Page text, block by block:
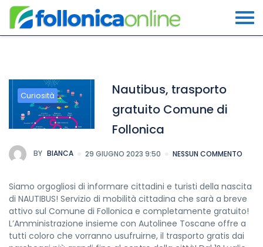
Curiosità
Nautibus, trasporto
gratuito Comune di
Follonica
BY BIANCA 29 GIUGNO 2023 9:50 NESSUN COMMENTO
Siamo orgogliosi di informare cittadini e turisti della nascita
di NAUTIBUS! Servizio di mobilità cittadina che sarà a breve
attivo sul Comune di Follonica e completamente gratuito!
L’Amministrazione insieme con Autolinee Toscane offre a
tutti coloro che vorranno usufruirne, il trasporto gratis dai